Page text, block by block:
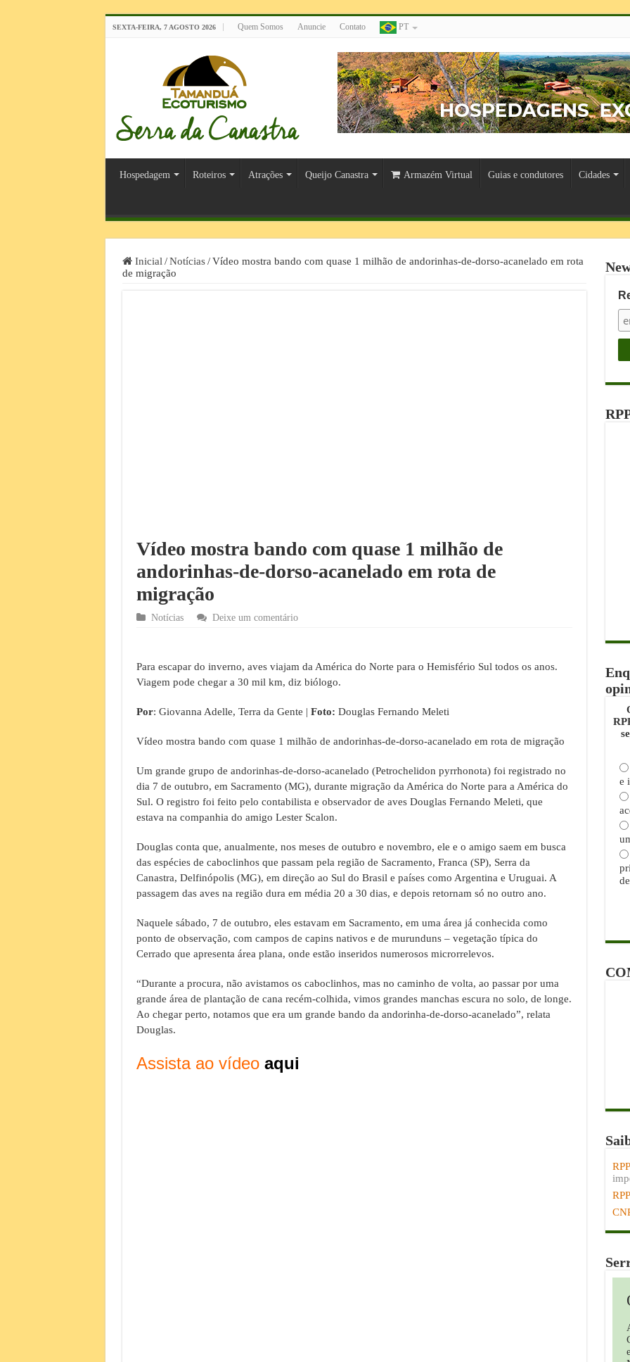
SEXTA-FEIRA, 7 AGOSTO 2026 Quem Somos Anuncie Contato PT
Hospedagem Roteiros Atrações Queijo Canastra Armazém Virtual Guias e condutores Cidades
Inicial / Notícias / Vídeo mostra bando com quase 1 milhão de andorinhas-de-dorso-acanelado em rota
de migração
Vídeo mostra bando com quase 1 milhão de
andorinhas-de-dorso-acanelado em rota de
migração
Notícias Deixe um comentário
Para escapar do inverno, aves viajam da América do Norte para o Hemisfério Sul todos os anos.
Viagem pode chegar a 30 mil km, diz biólogo.
Por: Giovanna Adelle, Terra da Gente | Foto: Douglas Fernando Meleti
Vídeo mostra bando com quase 1 milhão de andorinhas-de-dorso-acanelado em rota de migração
Um grande grupo de andorinhas-de-dorso-acanelado (Petrochelidon pyrrhonota) foi registrado no
dia 7 de outubro, em Sacramento (MG), durante migração da América do Norte para a América do
Sul. O registro foi feito pelo contabilista e observador de aves Douglas Fernando Meleti, que
estava na companhia do amigo Lester Scalon.
Douglas conta que, anualmente, nos meses de outubro e novembro, ele e o amigo saem em busca
das espécies de caboclinhos que passam pela região de Sacramento, Franca (SP), Serra da
Canastra, Delfinópolis (MG), em direção ao Sul do Brasil e países como Argentina e Uruguai. A
passagem das aves na região dura em média 20 a 30 dias, e depois retornam só no outro ano.
Naquele sábado, 7 de outubro, eles estavam em Sacramento, em uma área já conhecida como
ponto de observação, com campos de capins nativos e de murunduns – vegetação típica do
Cerrado que apresenta área plana, onde estão inseridos numerosos microrrelevos.
“Durante a procura, não avistamos os caboclinhos, mas no caminho de volta, ao passar por uma
grande área de plantação de cana recém-colhida, vimos grandes manchas escura no solo, de longe.
Ao chegar perto, notamos que era um grande bando da andorinha-de-dorso-acanelado”, relata
Douglas.
Assista ao vídeo aqui
e